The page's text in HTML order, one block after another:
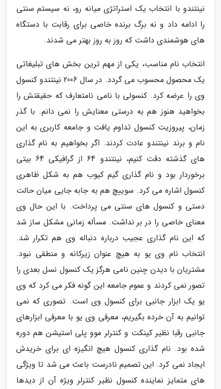
نینتندو با انتخاب یک استراتژی میانه رو، نه سیستم سنتی
را ادامه داد و نه برگ برنده خاصی برای رقابت با دستگاه
های هوشمندی داشت که روز به روز بهتر می شدند.
انتخاب نام مناسب، یکی از مهم ترین بخش های تبلیغاتی
یک محصول محسوب می گردد. در سال 2006 نینتندو کنسول
وی را عرضه کرد. کنسولی با نامی نامتعارف که حقیقتش را
بخواهید هنوز هم به درستی معنایش را نمی دانم. با گذر
زمان، پیروزیت کنسول تداوم یافت و جامعه کاربری به این
نام و برند نینتندو عادت کردند. اگر بخواهیم به نام گذاری
های گذشته دقت کنیم، نینتندو 64 از گرافیکی 64 بیتی
برخوردار بود و نام گذاری گیم کیوب هم به شکل ظاهری
کنسول اشاره می کرد. سوییچ هم به جابه جایی میان حالت
دستی و کنسول های سنتی می پرداخت. با این حال وی
معنای خاصی را در بر نداشت. مسأله زمانی مشکل ساز شد
که این نام گذاری عجیب درباره دنباله وی هم تکرار شد.
انتخاب نام وی یو به هیچ عنوان زیرکانه و منطقی نبود.
مشتریان با دیدن چنین نامی هرگز یک کنسول نسل بعدی را
تصور نمی کردند و عموم جامعه این گونه فکر می کرد که وی
یو یک ابزار جانبی برای کنسول وی است. تصوری که نمی
توانیم به آن خرده بگیریم، معرفی وی یو با معرفی ابزارهای
جانبی رقبا نظیر کینکت و کنترلر موو پلی استیشن هم دوره
شده بود. نام گذاری کنسول هیچ انگیزه ای برای خریدش
ایجاد نمی کرد. این تصمیم نادرست باعث می شد تا ویژگی
های متمایز نماینده کنسول نظیر کنترلر ویژه آن از دیدها